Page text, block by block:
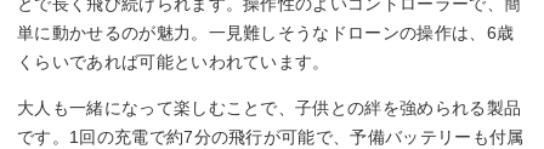
単に動かせるのが魅力。一見難しそうなドローンの操作は、6歳
くらいであれば可能といわれています。
大人も一緒になって楽しむことで、子供との絆を強められる製品
です。1回の充電で約7分の飛行が可能で、予備バッテリーも付属